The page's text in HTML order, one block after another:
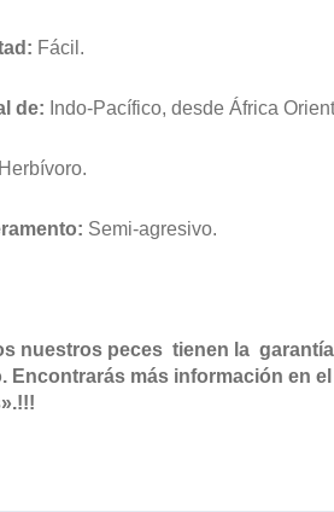
Fácil.
de: Indo-Pacífico, desde África
Herbívoro.
Semi-agresivo.
nuestros peces tienen la
Encontrarás más información en